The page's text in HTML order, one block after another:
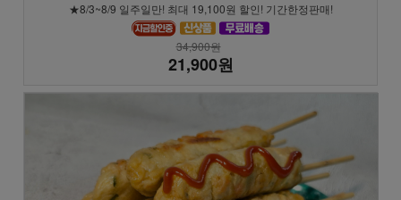
★8/3~8/9 일주일만! 최대 19,100원 할인! 기간한정판매!
34,900원
21,900원